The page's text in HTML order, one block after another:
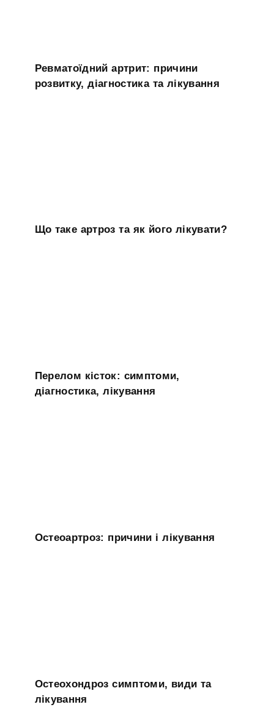
Ревматоїдний артрит: причини
розвитку, діагностика та лікування
Що таке артроз та як його лікувати?
Перелом кісток: симптоми,
діагностика, лікування
Остеоартроз: причини і лікування
Остеохондроз симптоми, види та
лікування